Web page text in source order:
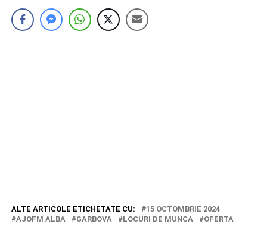
ALTE ARTICOLE ETICHETATE CU:
15 OCTOMBRIE 2024
AJOFM ALBA
GARBOVA LOCURI DE MUNCA OFERTA